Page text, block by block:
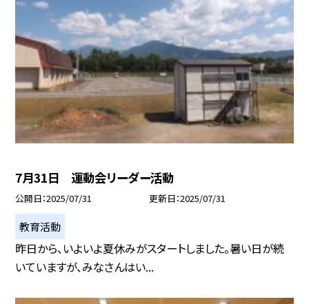
7月31日 運動会リーダー活動
公開日 2025/07/31 更新日 2025/07/31
教育活動
昨日から、いよいよ夏休みがスタートしました。暑い日が続
いていますが、みなさんはい...